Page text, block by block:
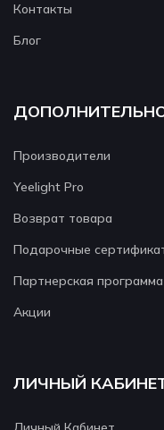
Контакты
Блог
Производители
Yeelight Pro
Возврат товара
Подарочные
Партнерская программа
Акции
ЛИЧНЫЙ